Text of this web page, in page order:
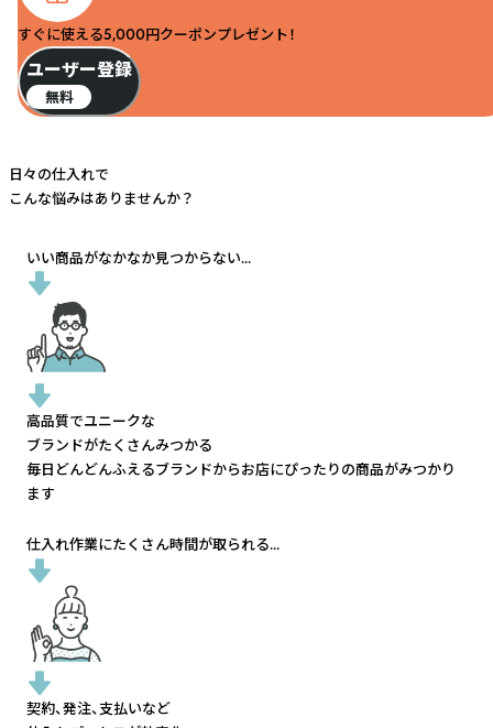
すぐに使える5,000円クーポンプレゼント！
ユーザー登録
無料
日々の仕入れで
こんな悩みはありませんか？
いい商品がなかなか見つからない...
高品質でユニークな
ブランドがたくさんみつかる
毎日どんどんふえるブランドからお店にぴったりの商品がみつかり
ます
仕入れ作業にたくさん時間が取られる...
契約、発注、支払いなど